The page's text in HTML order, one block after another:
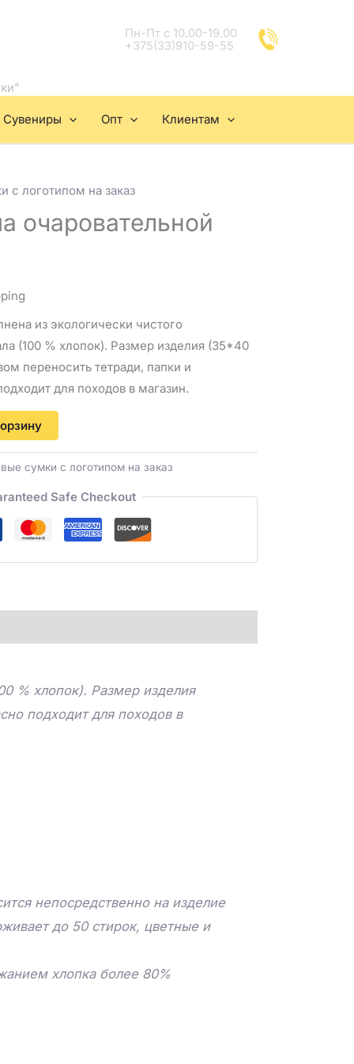
Пн-Пт с 10.00-19.00
+375(33)910-59-55
Сувениры Опт Клиентам
с логотипом на заказ
очаровательной
из экологически чистого
(100 % хлопок). Размер изделия (35*40
переносить тетради, папки и
для походов в магазин.
сумки с логотипом на заказ
Safe Checkout
% хлопок). Размер изделия
подходит для походов в
непосредственно на изделие
до 50 стирок, цветные и
хлопка более 80%